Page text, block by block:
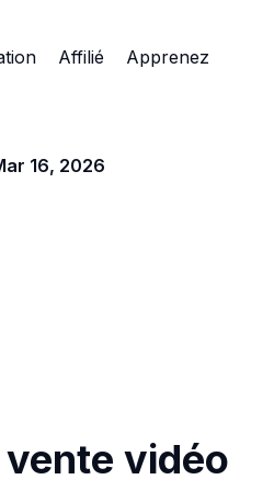
Affilié Apprenez
16, 2026
vidéo